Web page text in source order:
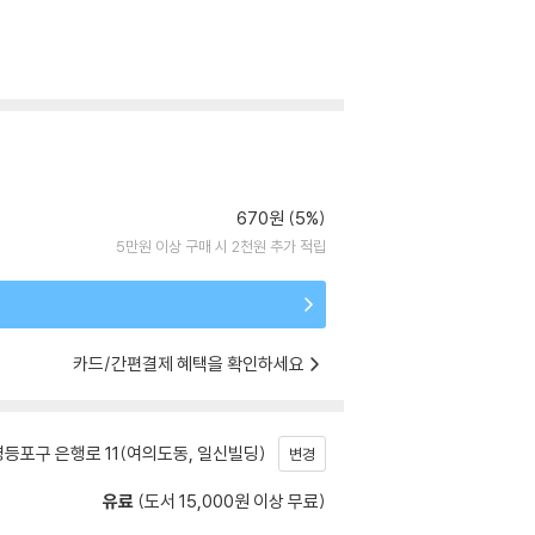
670원 (5%)
5만원 이상 구매 시 2천원 추가 적립
카드/간편결제 혜택을 확인하세요
포구 은행로 11(여의도동, 일신빌딩) 변경
유료 (도서 15,000원 이상 무료)